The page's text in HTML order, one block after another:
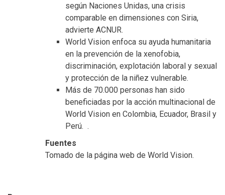
según Naciones Unidas, una crisis
comparable en dimensiones con Siria,
advierte ACNUR.
World Vision enfoca su ayuda humanitaria
en la prevención de la xenofobia,
discriminación, explotación laboral y sexual
y protección de la niñez vulnerable.
Más de 70.000 personas han sido
beneficiadas por la acción multinacional de
World Vision en Colombia, Ecuador, Brasil y
Perú. .
Fuentes
Tomado de la página web de World Vision.